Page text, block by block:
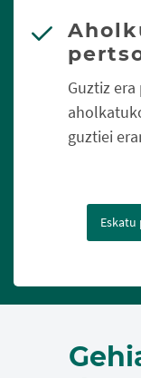
Guztiz
guztiei